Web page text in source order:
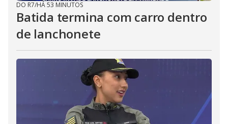
DO R7/HÁ 53 MINUTOS
Batida termina com carro dentro
de lanchonete